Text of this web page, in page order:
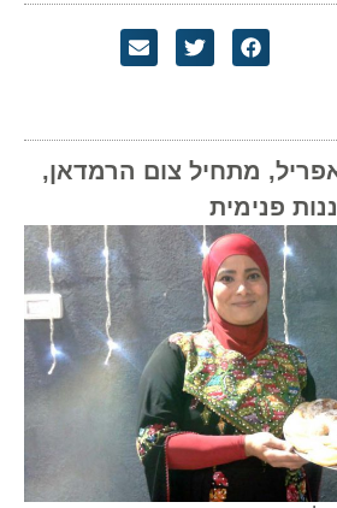
24 באפריל, מתחיל צום הרמדאן,
פנימית